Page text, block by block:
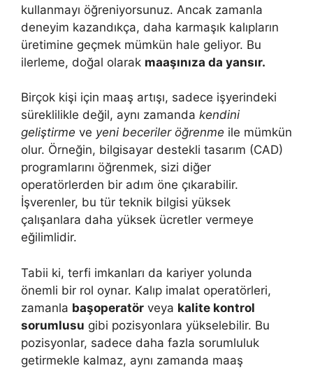
kullanmayı öğreniyorsunuz. Ancak zamanla
deneyim kazandıkça, daha karmaşık kalıpların
üretimine geçmek mümkün hale geliyor. Bu
ilerleme, doğal olarak maaşınıza da yansır.
Birçok kişi için maaş artışı, sadece işyerindeki
süreklilikle değil, aynı zamanda kendini
geliştirme ve yeni beceriler öğrenme ile mümkün
olur. Örneğin, bilgisayar destekli tasarım (CAD)
programlarını öğrenmek, sizi diğer
operatörlerden bir adım öne çıkarabilir.
İşverenler, bu tür teknik bilgisi yüksek
çalışanlara daha yüksek ücretler vermeye
eğilimlidir.
Tabii ki, terfi imkanları da kariyer yolunda
önemli bir rol oynar. Kalıp imalat operatörleri,
zamanla başoperatör veya kalite kontrol
sorumlusu gibi pozisyonlara yükselebilir. Bu
pozisyonlar, sadece daha fazla sorumluluk
getirmekle kalmaz, aynı zamanda maaş